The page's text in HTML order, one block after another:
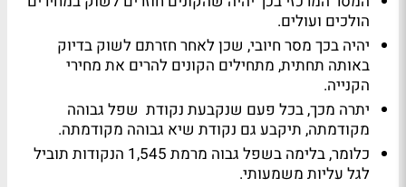
הולכים ועולים.
יהיה בכך מסר חיובי, שכן לאחר חזרתם לשוק בדיוק
באותה תחתית, מתחילים הקונים להרים את מחירי
הקנייה.
יתרה מכך, בכל פעם שנקבעת נקודת שפל גבוהה
מקודמתה, תיקבע גם נקודת שיא גבוהה מקודמתה.
כלומר, בלימה בשפל גבוה מרמת 1,545 הנקודות תוביל
לגל עליות משמעותי.